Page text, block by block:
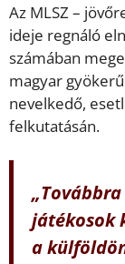
Az MLSZ –
ideje regnáló
számában
magyar
nevelkedő,
felkutatásán.
játékosok
a